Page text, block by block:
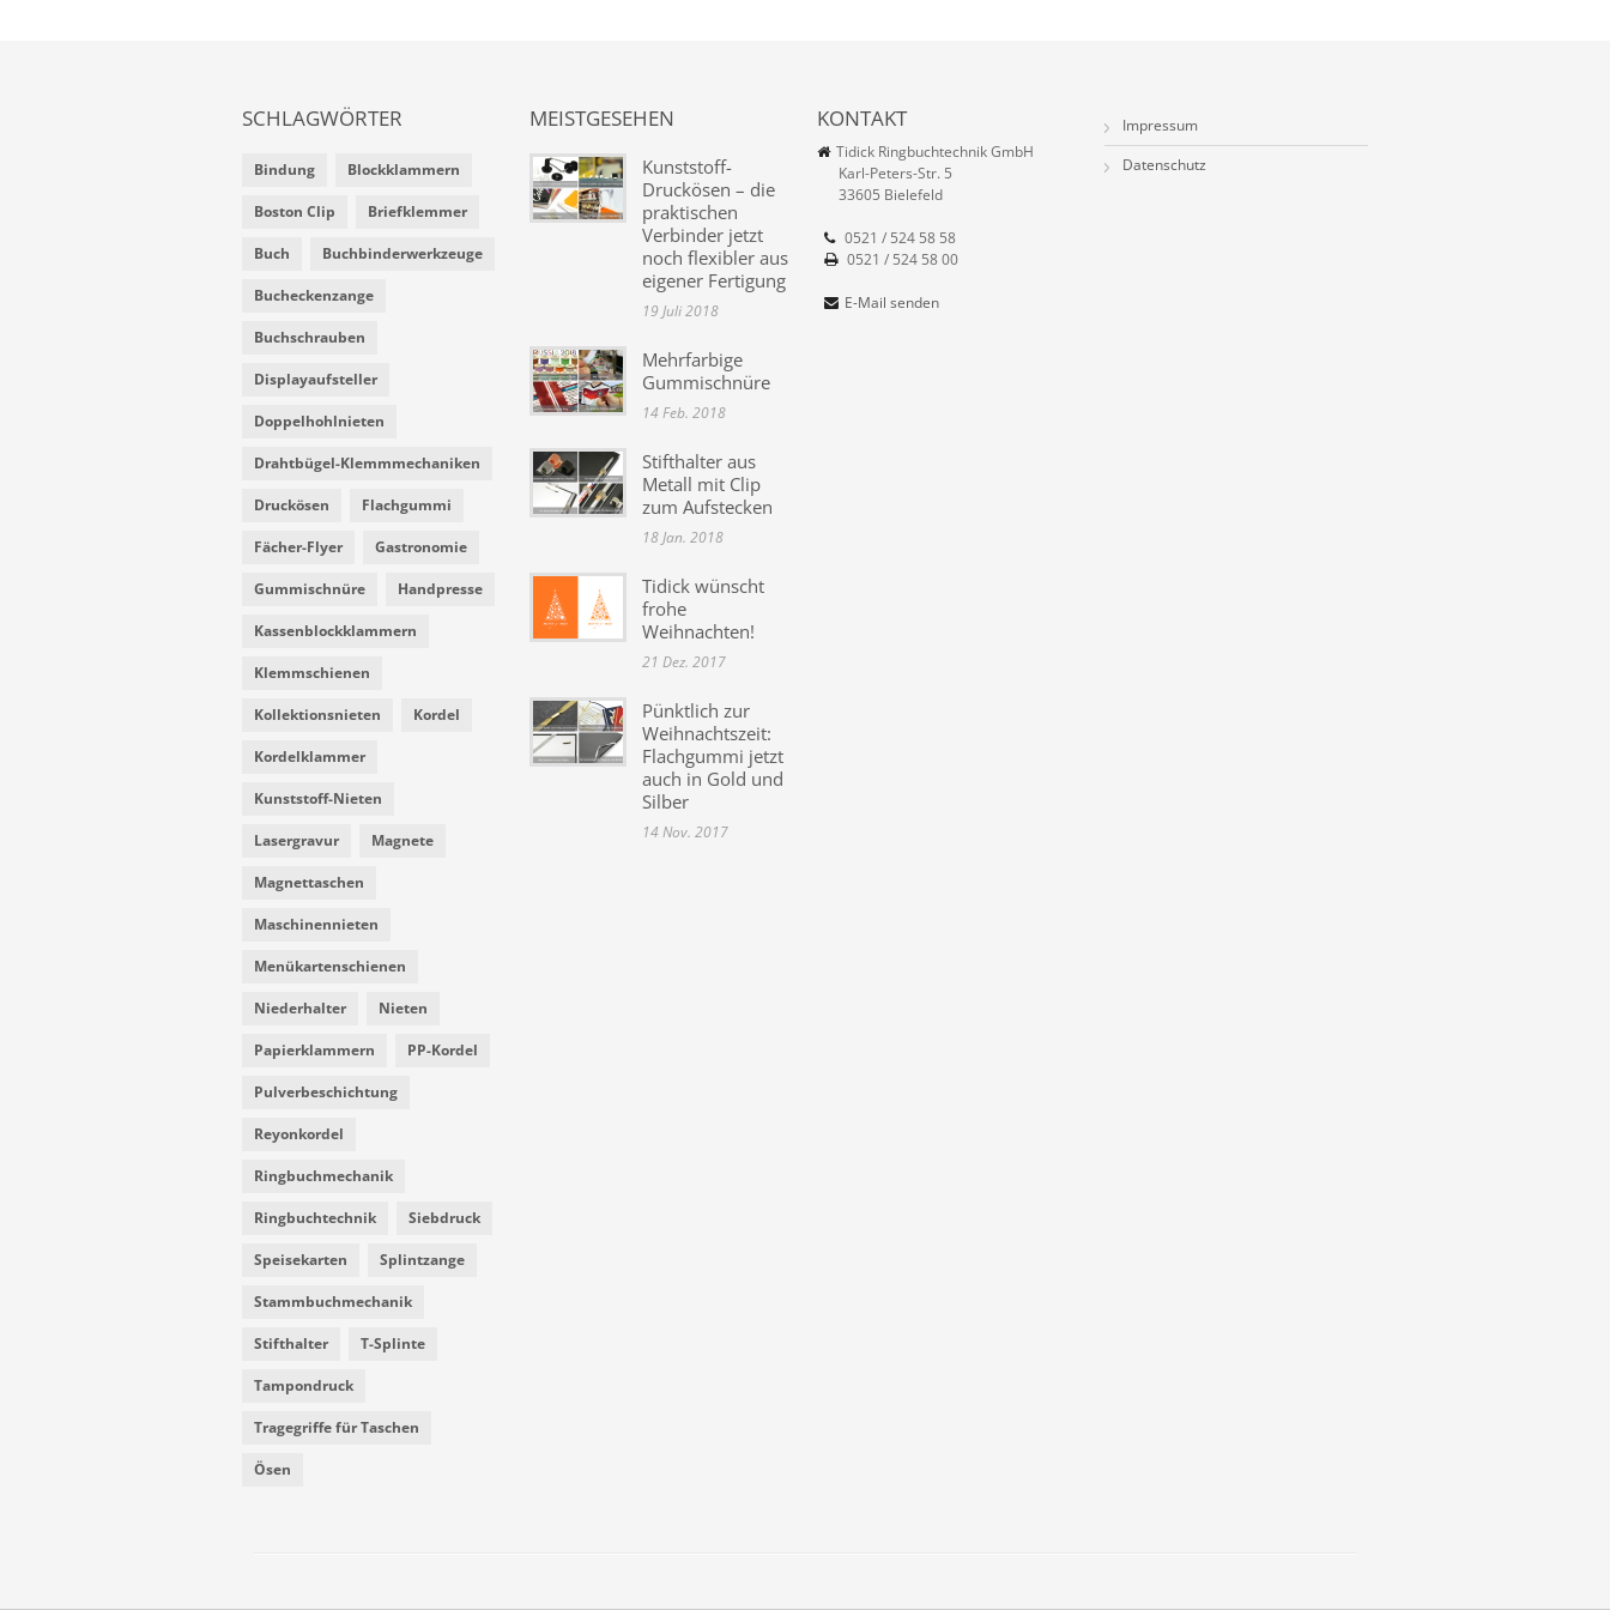
SCHLAGWÖRTER
Bindung Blockklammern
Boston Clip Briefklemmer
Buch Buchbinderwerkzeuge
Bucheckenzange
Buchschrauben
Displayaufsteller
Doppelhohlnieten
Drahtbügel-Klemmmechaniken
Druckösen Flachgummi
Fächer-Flyer Gastronomie
Gummischnüre Handpresse
Kassenblockklammern
Klemmschienen
Kollektionsnieten Kordel
Kordelklammer
Kunststoff-Nieten
Lasergravur Magnete
Magnettaschen
Maschinennieten
Menükartenschienen
Niederhalter Nieten
Papierklammern PP-Kordel
Pulverbeschichtung
Reyonkordel
Ringbuchmechanik
Ringbuchtechnik Siebdruck
Speisekarten Splintzange
Stammbuchmechanik
Stifthalter T-Splinte
Tampondruck
Tragegriffe für Taschen
Ösen
MEISTGESEHEN
Kunststoff-
Druckösen – die
praktischen
Verbinder jetzt
noch flexibler aus
eigener Fertigung
19 Juli 2018
Mehrfarbige
Gummischnüre
14 Feb. 2018
Stifthalter aus
Metall mit Clip
zum Aufstecken
18 Jan. 2018
Tidick wünscht
frohe
Weihnachten!
21 Dez. 2017
Pünktlich zur
Weihnachtszeit:
Flachgummi jetzt
auch in Gold und
Silber
14 Nov. 2017
KONTAKT
Tidick Ringbuchtechnik GmbH
Karl-Peters-Str. 5
33605 Bielefeld
0521 / 524 58 58
0521 / 524 58 00
E-Mail senden
Impressum
Datenschutz